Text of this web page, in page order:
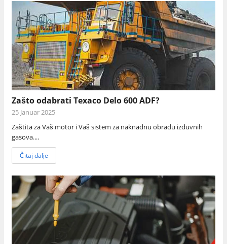
Zašto odabrati Texaco Delo 600 ADF?
25 Januar 2025
Zaštita za Vaš motor i Vaš sistem za naknadnu obradu izduvnih
gasova....
Čitaj dalje